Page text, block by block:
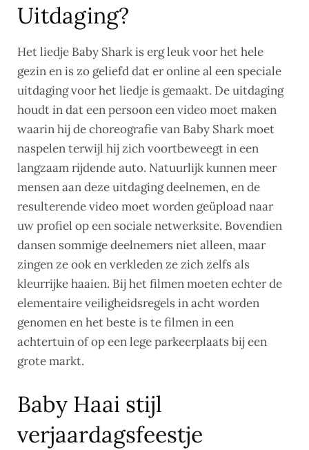
Uitdaging?
Het liedje Baby Shark is erg leuk voor het hele
gezin en is zo geliefd dat er online al een speciale
uitdaging voor het liedje is gemaakt. De uitdaging
houdt in dat een persoon een video moet maken
waarin hij de choreografie van Baby Shark moet
naspelen terwijl hij zich voortbeweegt in een
langzaam rijdende auto. Natuurlijk kunnen meer
mensen aan deze uitdaging deelnemen, en de
resulterende video moet worden geüpload naar
uw profiel op een sociale netwerksite. Bovendien
dansen sommige deelnemers niet alleen, maar
zingen ze ook en verkleden ze zich zelfs als
kleurrijke haaien. Bij het filmen moeten echter de
elementaire veiligheidsregels in acht worden
genomen en het beste is te filmen in een
achtertuin of op een lege parkeerplaats bij een
grote markt.
Baby Haai stijl
verjaardagsfeestje